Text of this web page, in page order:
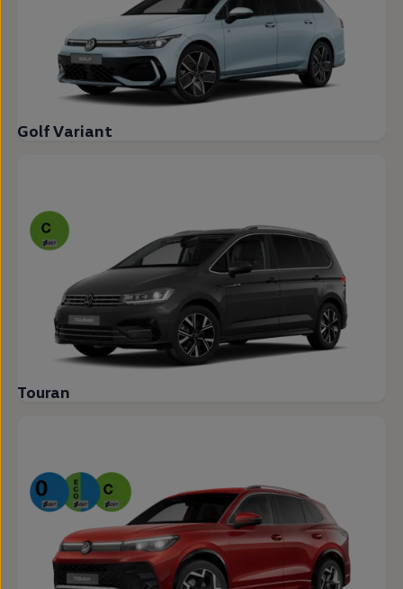
Golf Variant
Touran